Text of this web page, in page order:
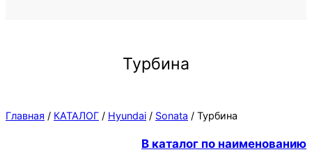
Турбина
Главная / КАТАЛОГ / Hyundai / Sonata / Турбина
В каталог по наименованию